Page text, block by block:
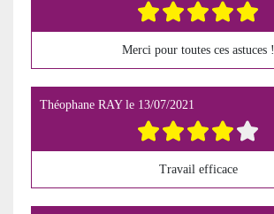
Merci pour toutes ces astuces !
Théophane RAYle 13/07/2021
Travail efficace